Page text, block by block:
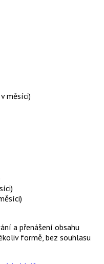
měsíci)
a přenášení obsahu
formě, bez souhlasu